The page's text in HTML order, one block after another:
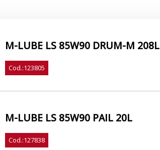
M-LUBE LS 85W90 DRUM-M 208L
Cod.:123805
M-LUBE LS 85W90 PAIL 20L
Cod.:127838